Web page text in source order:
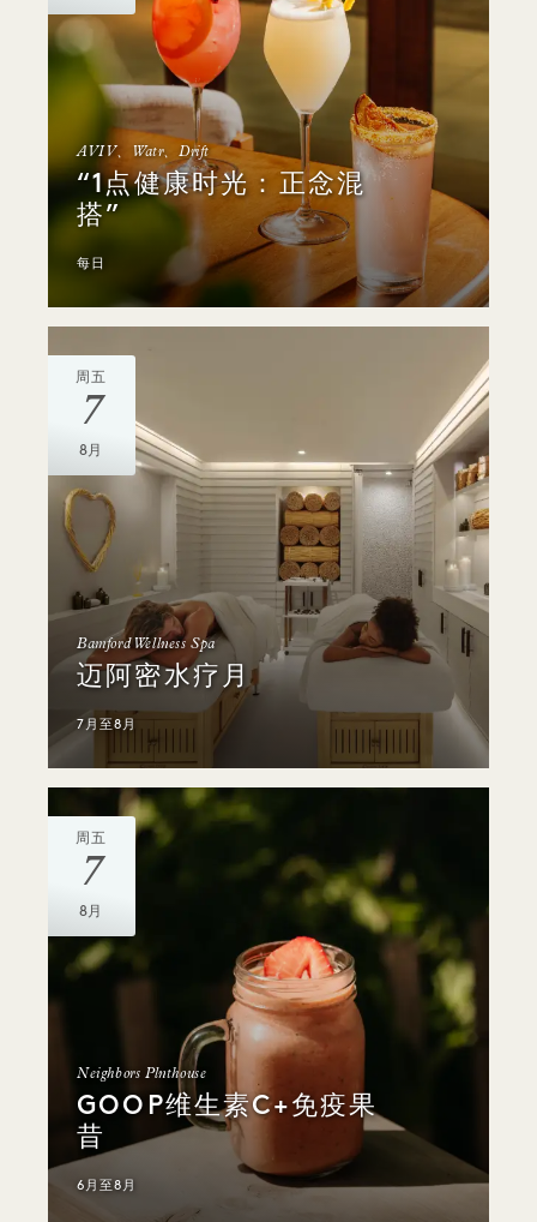
AVIV、Watr、Drift
“1点健康时光：正念混
搭”
每日
周五
7
8月
Bamford Wellness Spa
迈阿密水疗月
7月至8月
周五
7
8月
Neighbors Plnthouse
GOOP维生素C+免疫果
昔
6月至8月